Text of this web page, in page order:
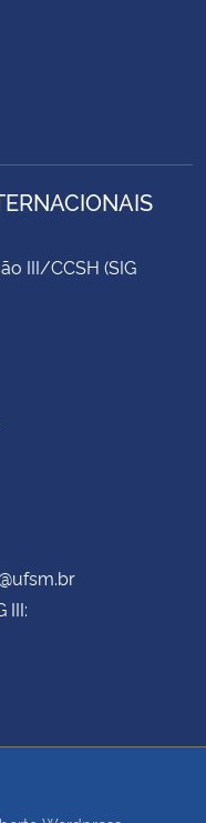
III/CCSH (SIG
III: